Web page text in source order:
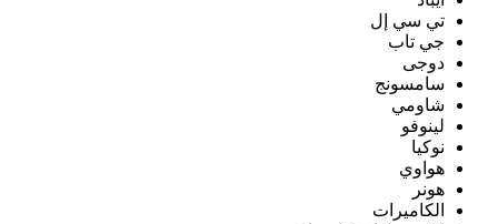
تي سي إل
جي تاب
دوجى
سامسونج
شاومي
لينوفو
نوكيا
هواوي
هونر
الكاميرات